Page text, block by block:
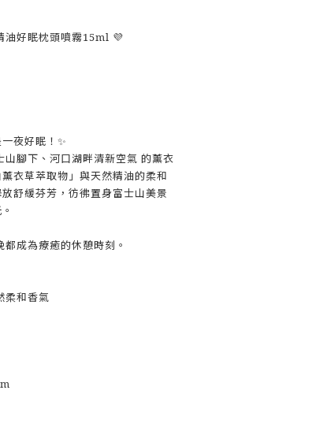
好眠枕頭噴霧15ml 💜
夜好眠！✨
腳下、河口湖畔清新空氣 的薰衣
衣草萃取物」與天然精油的柔和
舒緩芬芳，彷彿置身富士山美景
成為療癒的休憩時刻。
柔和香氣